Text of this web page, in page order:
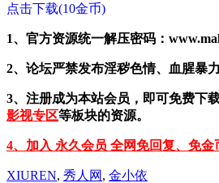
点击下载(10金币)
1、官方资源统一解压密码：
2、论坛严禁发布淫秽色情、血腥暴
3、注册成为本站会员，即可免费下
影视专区等板块的资源。
4、加入 永久会员 全网免回复、免金
XIUREN, 秀人网 , 金小依